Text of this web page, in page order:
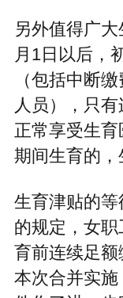
另外值得广
月1日以后，
（包括中断
人员），只
正常享受生育
期间生育的，
生育津贴的
的规定，女
育前连续足额
本次合并实